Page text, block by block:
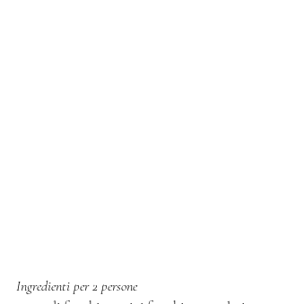
Ingredienti per 2 persone